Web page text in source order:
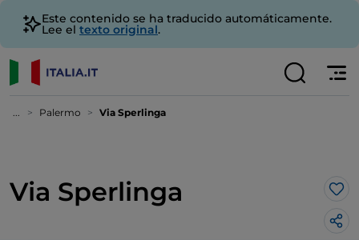
Este contenido se ha traducido automáticamente.
Lee el texto original.
... Palermo Via Sperlinga
Via Sperlinga Me